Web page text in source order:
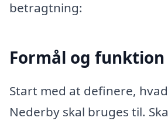
betragtning:
Formål og funktion
Start med at definere,
Nederby skal bruges til.